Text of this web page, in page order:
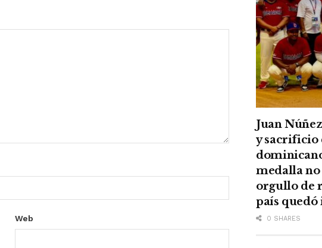
Web
Juan
y sacrificio
medalla
orgullo de
país quedó
0 SHARES